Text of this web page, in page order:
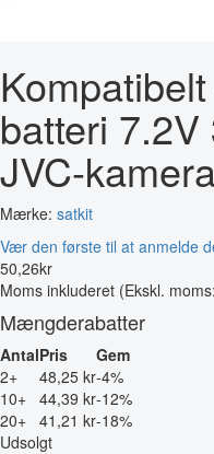
batteri
JVC-
Mærke: satkit
Vær den første til at anmelde
50,26kr
Moms inkluderet (Ekskl.
Mængderabatter
AntalPris
Gem
2+
48,25 kr-4%
10+ 44,39 kr-12%
20+ 41,21 kr-18%
Udsolgt